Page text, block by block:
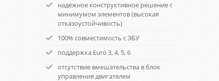
надёжное конструктивное решение с
минимумом элементов (высокая
отказоустойчивость)
100% совместимость с ЭБУ
поддержка Euro 3, 4, 5, 6
отсутствие вмешательства в блок
управления двигателем